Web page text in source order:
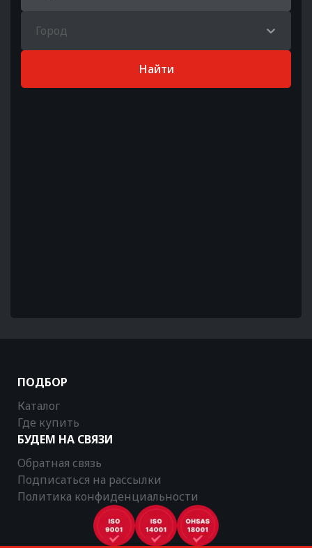
Город
Найти
ПОДБОР
Каталог
Где купить
БУДЕМ НА СВЯЗИ
Обратная связь
Подписаться на рассылки
Политика конфиденциальности